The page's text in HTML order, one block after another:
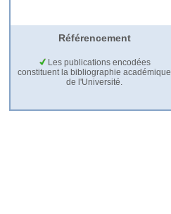
Référencement
Les publications encodées
constituent la bibliographie académique
de l'Université.